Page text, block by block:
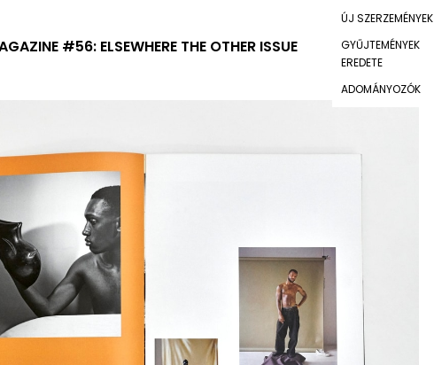
ÚJ SZERZEMÉNYEK
GYŰJTEMÉNYEK
EREDETE
ADOMÁNYOZÓK
#56: ELSEWHERE THE OTHER ISSUE